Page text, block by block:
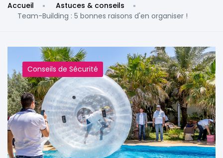
Accueil
Astuces & conseils
Team-Building : 5 bonnes raisons d'en organiser !
Conseils de Sécurité